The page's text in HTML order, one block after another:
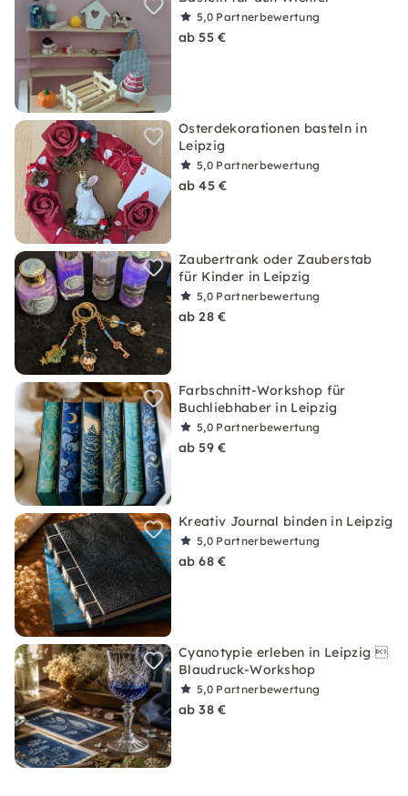
5,0 Partnerbewertung
ab 55 €
Osterdekorationen basteln in
Leipzig
5,0 Partnerbewertung
ab 45 €
Zaubertrank oder Zauberstab
für Kinder in Leipzig
5,0 Partnerbewertung
ab 28 €
Farbschnitt-Workshop für
Buchliebhaber in Leipzig
5,0 Partnerbewertung
ab 59 €
Kreativ Journal binden in Leipzig
5,0 Partnerbewertung
ab 68 €
Cyanotypie erleben in Leipzig 
Blaudruck-Workshop
5,0 Partnerbewertung
ab 38 €